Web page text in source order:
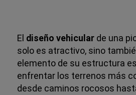
El diseño vehicular de una
solo es atractivo, sino
elemento de su estructura
enfrentar los terrenos más
desde caminos rocosos